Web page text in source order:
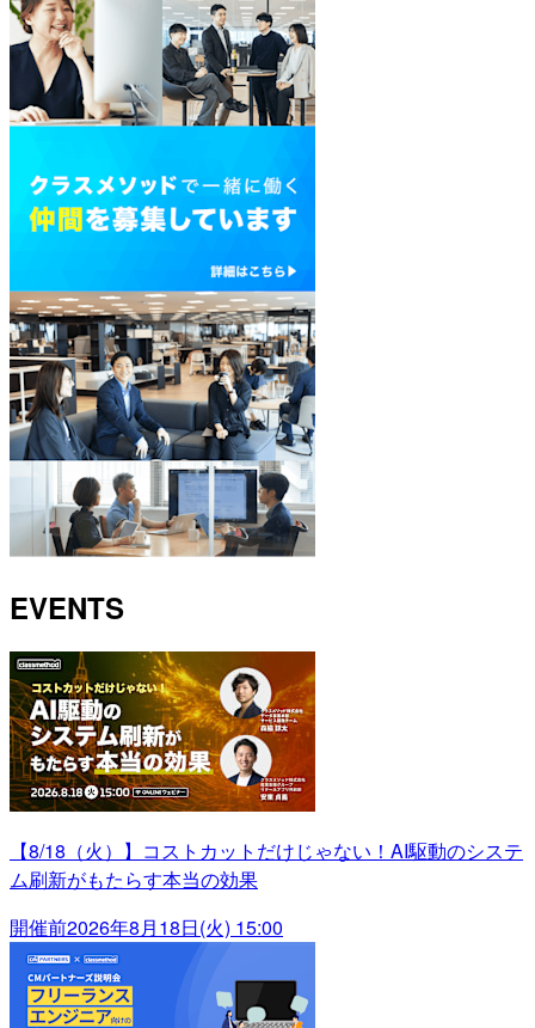
EVENTS
【8/18（火）】コストカットだけじゃない！AI駆動のシステ
ム刷新がもたらす本当の効果
開催前2026年8月18日(火) 15:00